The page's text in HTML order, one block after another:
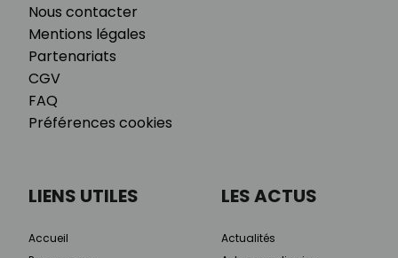
Nous contacter
Mentions légales
Partenariats
CGV
FAQ
Préférences cookies
LIENS UTILES
Accueil
LES ACTUS
Actualités